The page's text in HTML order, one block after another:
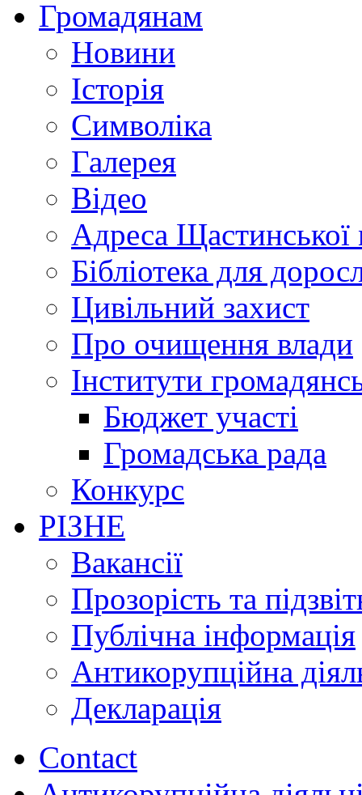
Громадянам
Новини
Історія
Символіка
Галерея
Відео
Адреса Щастинської
Бібліотека для
Цивільний захист
Про очищення влади
Інститути
Бюджет участі
Громадська рада
Конкурс
РІЗНЕ
Вакансії
Прозорість та
Публічна інформація
Антикорупційна
Декларація
Contact